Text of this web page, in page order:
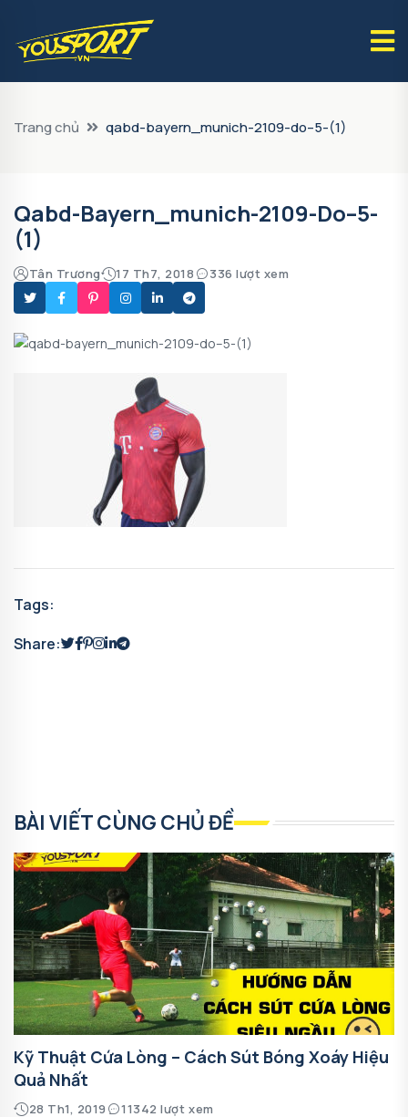
Trang chủ qabd-bayern_munich-2109-do–5-(1)
Qabd-Bayern_munich-2109-Do–5-
(1)
Tân Trương 17 Th7, 2018 336 lượt xem
Tags:
Share:
BÀI VIẾT CÙNG CHỦ ĐỀ
Kỹ Thuật Cứa Lòng – Cách Sút Bóng Xoáy Hiệu
Quả Nhất
28 Th1, 2019 11342 lượt xem